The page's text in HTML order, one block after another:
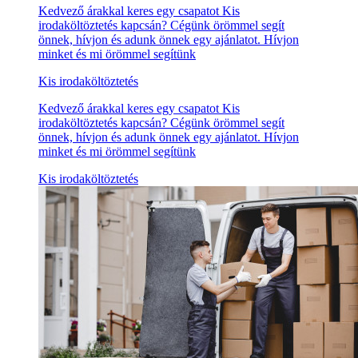
Kedvező árakkal keres egy csapatot Kis
irodaköltöztetés kapcsán? Cégünk örömmel segít
önnek, hívjon és adunk önnek egy ajánlatot. Hívjon
minket és mi örömmel segítünk
Kis irodaköltöztetés
Kedvező árakkal keres egy csapatot Kis
irodaköltöztetés kapcsán? Cégünk örömmel segít
önnek, hívjon és adunk önnek egy ajánlatot. Hívjon
minket és mi örömmel segítünk
Kis irodaköltöztetés